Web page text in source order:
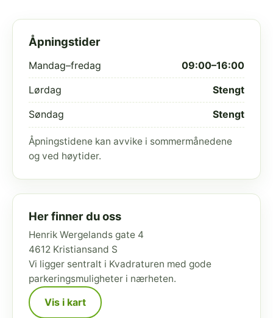
Åpningstider
Mandag–fredag 09:00–16:00
Lørdag Stengt
Søndag Stengt
Åpningstidene kan avvike i sommermånedene
og ved høytider.
Her finner du oss
Henrik Wergelands gate 4
4612 Kristiansand S
Vi ligger sentralt i Kvadraturen med gode
parkeringsmuligheter i nærheten.
Vis i kart